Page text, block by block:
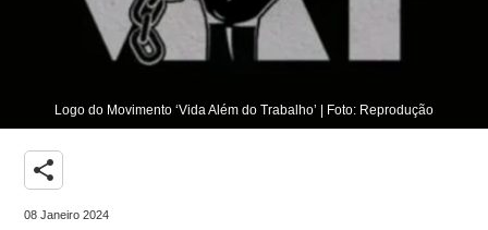
Logo do Movimento ‘Vida Além do Trabalho’ | Foto: Reprodução
share
08 Janeiro 2024